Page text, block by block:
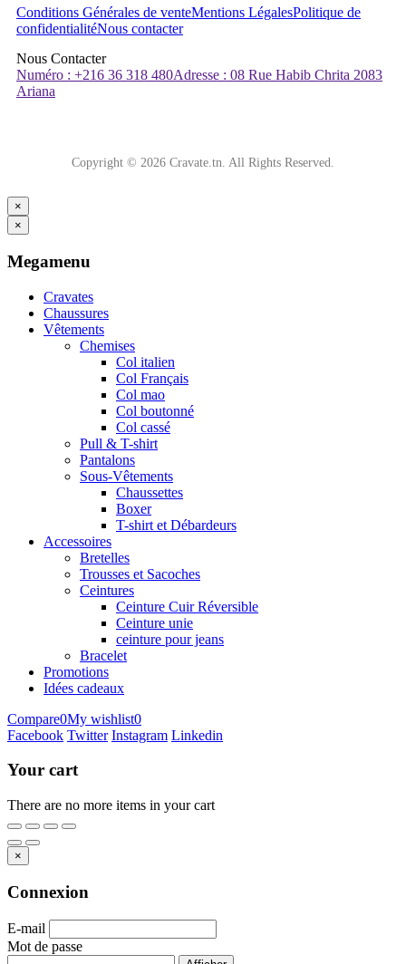
Conditions Générales de venteMentions LégalesPolitique de
confidentialitéNous contacter
Nous Contacter
Numéro : +216 36 318 480Adresse : 08 Rue Habib Chrita 2083
Ariana
Copyright © 2026 Cravate.tn. All Rights Reserved.
×
×
Megamenu
Cravates
Chaussures
Vêtements
Chemises
Col italien
Col Français
Col mao
Col boutonné
Col cassé
Pull & T-shirt
Pantalons
Sous-Vêtements
Chaussettes
Boxer
T-shirt et Débardeurs
Accessoires
Bretelles
Trousses et Sacoches
Ceintures
Ceinture Cuir Réversible
Ceinture unie
ceinture pour jeans
Bracelet
Promotions
Idées cadeaux
Compare0My wishlist0
Facebook Twitter Instagram Linkedin
Your cart
There are no more items in your cart
×
Connexion
E-mail
Mot de passe